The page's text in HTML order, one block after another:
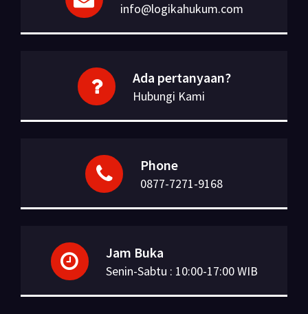
info@logikahukum.com
Ada pertanyaan?
Hubungi Kami
Phone
0877-7271-9168
Jam Buka
Senin-Sabtu : 10:00-17:00 WIB